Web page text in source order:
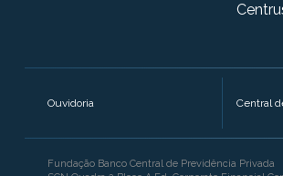
Ouvidoria Central
Fundação Banco Central de Previdência Privada